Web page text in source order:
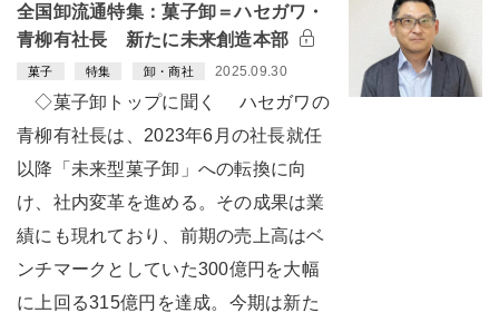
全国卸流通特集：菓子卸＝ハセガワ・
青柳有社長 新たに未来創造本部
菓子 特集 卸・商社 2025.09.30
◇菓子卸トップに聞く ハセガワの
青柳有社長は、2023年6月の社長就任
以降「未来型菓子卸」への転換に向
け、社内変革を進める。その成果は業
績にも現れており、前期の売上高はベ
ンチマークとしていた300億円を大幅
に上回る315億円を達成。今期は新た